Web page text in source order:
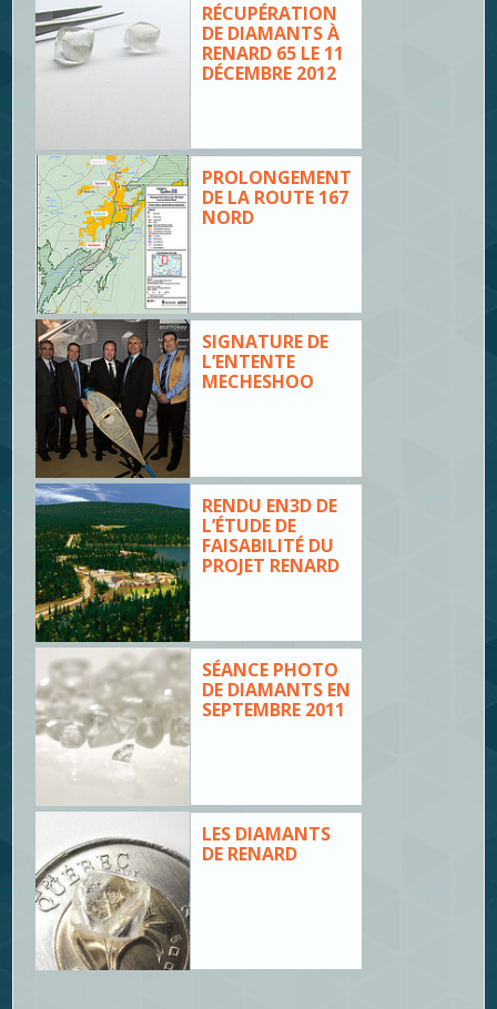
RÉCUPÉRATION
DE DIAMANTS À
RENARD 65 LE 11
DÉCEMBRE 2012
PROLONGEMENT
DE LA ROUTE 167
NORD
SIGNATURE DE
L’ENTENTE
MECHESHOO
RENDU EN3D DE
L’ÉTUDE DE
FAISABILITÉ DU
PROJET RENARD
SÉANCE PHOTO
DE DIAMANTS EN
SEPTEMBRE 2011
LES DIAMANTS
DE RENARD